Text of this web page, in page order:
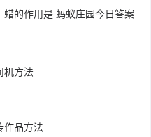
蜡的作用是 蚂蚁庄园今日答案
机方法
作品方法